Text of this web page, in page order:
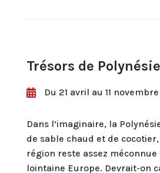
Trésors de Polynésie
 Du 21 avril au 11
Dans l’imaginaire, la
de sable chaud et de
région reste assez méconnue
lointaine Europe. Devrait-on